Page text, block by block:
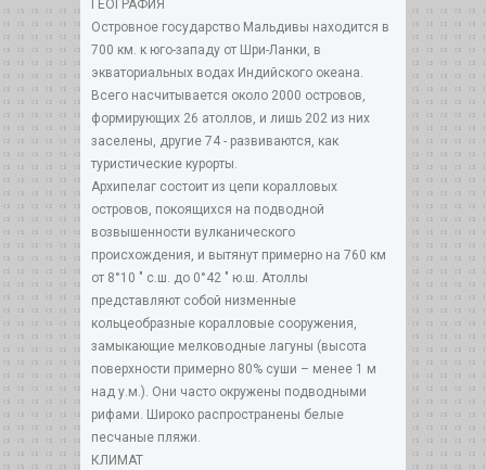
ГЕОГРАФИЯ
Островное государство Мальдивы находится в
700 км. к юго-западу от Шри-Ланки, в
экваториальных водах Индийского океана.
Всего насчитывается около 2000 островов,
формирующих 26 атоллов, и лишь 202 из них
заселены, другие 74 - развиваются, как
туристические курорты.
Архипелаг состоит из цепи коралловых
островов, покоящихся на подводной
возвышенности вулканического
происхождения, и вытянут примерно на 760 км
от 8°10 " с.ш. до 0°42 " ю.ш. Атоллы
представляют собой низменные
кольцеобразные коралловые сооружения,
замыкающие мелководные лагуны (высота
поверхности примерно 80% суши – менее 1 м
над у.м.). Они часто окружены подводными
рифами. Широко распространены белые
песчаные пляжи.
КЛИМАТ